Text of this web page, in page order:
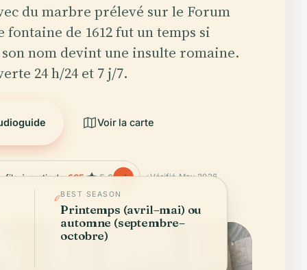
du marbre prélevé sur le Forum
de 1612 fut un temps si
son nom devint une insulte romaine.
24 h/24 et 7 j/7.
Voir la carte
file à partir de€65 5.0 Vérifié May 2026
BEST SEASON
Printemps (avril–mai) ou
automne (septembre–
octobre)